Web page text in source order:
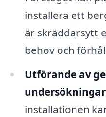
installera ett
är skräddarsytt
behov och
Utförande av
installationen